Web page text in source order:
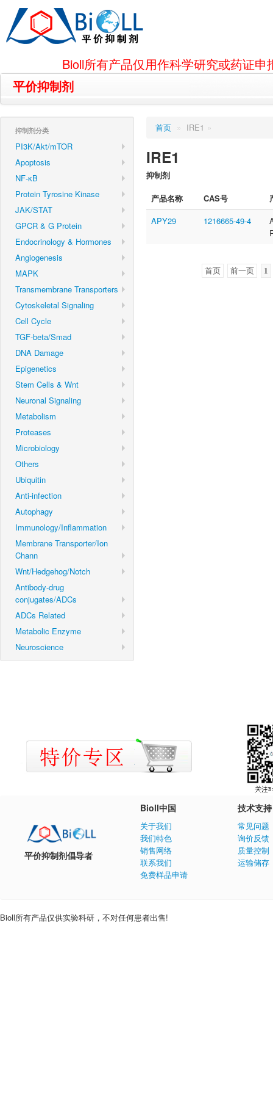
Bioll所有产品仅用作科学研究或药证
平价抑制剂
抑制剂分类
PI3K/Akt/mTOR
Apoptosis
NF-κB
Protein Tyrosine Kinase
JAK/STAT
GPCR & G Protein
Endocrinology & Hormones
Angiogenesis
MAPK
Transmembrane Transporters
Cytoskeletal Signaling
Cell Cycle
TGF-beta/Smad
DNA Damage
Epigenetics
Stem Cells & Wnt
Neuronal Signaling
Metabolism
Proteases
Microbiology
Others
Ubiquitin
Anti-infection
Autophagy
Immunology/Inflammation
Membrane Transporter/Ion
Chann
Wnt/Hedgehog/Notch
Antibody-drug
conjugates/ADCs
ADCs Related
Metabolic Enzyme
Neuroscience
首页 » IRE1 »
IRE1
抑制剂
产品名称
CAS号
APY29
1216665-49-4
首页 前一页 1
平价抑制剂倡导者
Bioll中国
关于我们
我们特色
销售网络
联系我们
免费样品申请
技术支持
常见问题
询价反馈
质量控制
运输储存
Bioll所有产品仅供实验科研，不对任何患者出售!